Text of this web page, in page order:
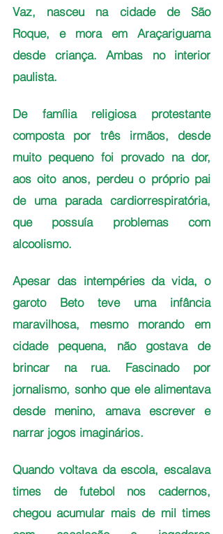
Vaz, nasceu na cidade de São
Roque, e mora em Araçariguama
desde criança. Ambas no interior
paulista.
De família religiosa protestante
composta por três irmãos, desde
muito pequeno foi provado na dor,
aos oito anos, perdeu o próprio pai
de uma parada cardiorrespiratória,
que possuía problemas com
alcoolismo.
Apesar das intempéries da vida, o
garoto Beto teve uma infância
maravilhosa, mesmo morando em
cidade pequena, não gostava de
brincar na rua. Fascinado por
jornalismo, sonho que ele alimentava
desde menino, amava escrever e
narrar jogos imaginários.
Quando voltava da escola, escalava
times de futebol nos cadernos,
chegou acumular mais de mil times